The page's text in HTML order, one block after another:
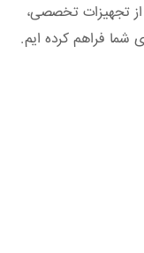
از تجهیزات تخصصی،
شما فراهم کرده‌ ایم.